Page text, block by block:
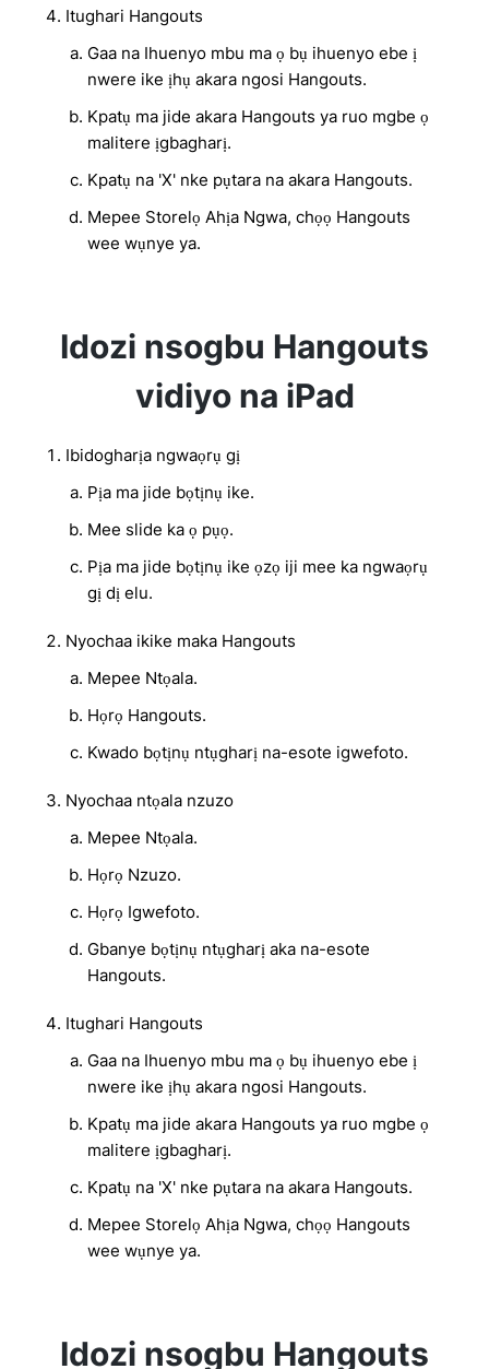
Itughari Hangouts
Gaa na Ihuenyo mbu ma ọ bụ ihuenyo ebe ị
nwere ike ịhụ akara ngosi Hangouts.
Kpatụ ma jide akara Hangouts ya ruo mgbe ọ
malitere ịgbagharị.
Kpatụ na 'X' nke pụtara na akara Hangouts.
Mepee Storelọ Ahịa Ngwa, chọọ Hangouts
wee wụnye ya.
Idozi nsogbu Hangouts
vidiyo na iPad
Ibidogharịa ngwaọrụ gị
Pịa ma jide bọtịnụ ike.
Mee slide ka ọ pụọ.
Pịa ma jide bọtịnụ ike ọzọ iji mee ka ngwaọrụ
gị dị elu.
Nyochaa ikike maka Hangouts
Mepee Ntọala.
Họrọ Hangouts.
Kwado bọtịnụ ntụgharị na-esote igwefoto.
Nyochaa ntọala nzuzo
Mepee Ntọala.
Họrọ Nzuzo.
Họrọ Igwefoto.
Gbanye bọtịnụ ntụgharị aka na-esote
Hangouts.
Itughari Hangouts
Gaa na Ihuenyo mbu ma ọ bụ ihuenyo ebe ị
nwere ike ịhụ akara ngosi Hangouts.
Kpatụ ma jide akara Hangouts ya ruo mgbe ọ
malitere ịgbagharị.
Kpatụ na 'X' nke pụtara na akara Hangouts.
Mepee Storelọ Ahịa Ngwa, chọọ Hangouts
wee wụnye ya.
Idozi nsogbu Hangouts